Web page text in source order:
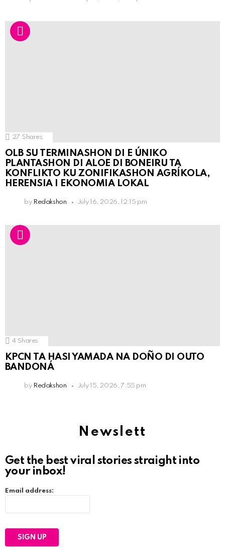
27 Shares
OLB SU TERMINASHON DI E ÚNIKO
PLANTASHON DI ALOE DI BONEIRU TA
KONFLIKTO KU ZONIFIKASHON AGRÍKOLA,
HERENSIA I EKONOMIA LOKAL
by Redakshon July 16, 2026, 12:15 pm
4 Shares
KPCN TA HASI YAMADA NA DOÑO DI OUTO
BANDONÁ
by Redakshon July 15, 2026, 7:55 pm
Newslett
Get the best viral stories straight into
your inbox!
Email address: